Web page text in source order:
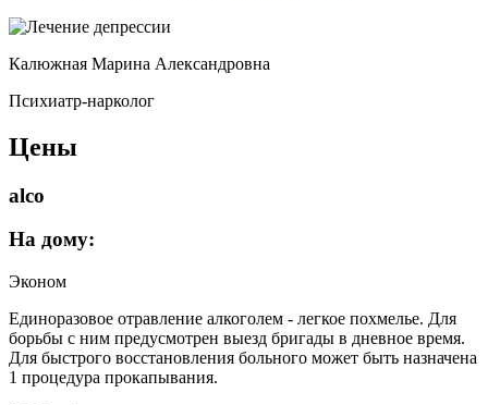
Калюжная Марина Александровна
Психиатр-нарколог
Цены
alco
На дому:
Эконом
Единоразовое отравление алкоголем - легкое похмелье. Для
борьбы с ним предусмотрен выезд бригады в дневное время.
Для быстрого восстановления больного может быть назначена
1 процедура прокапывания.